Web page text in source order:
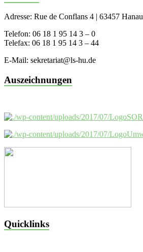
Adresse: Rue de Conflans 4 | 63457 Hanau
Telefon: 06 18 1 95 14 3 – 0
Telefax: 06 18 1 95 14 3 – 44
E-Mail: sekretariat@ls-hu.de
Auszeichnungen
Quicklinks